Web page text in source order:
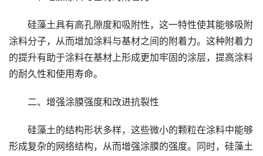
硅藻土具有高孔隙度和吸附性，这一特性使其能够吸附
涂料分子，从而增加涂料与基材之间的附着力。这种附着力
的提升有助于涂料在基材上形成更加牢固的涂层，提高涂料
的耐久性和使用寿命。
二、增强涂膜强度和改进抗裂性
硅藻土的结构形状多样，这些微小的颗粒在涂料中能够
形成复杂的网络结构，从而增强涂膜的强度。同时，硅藻土